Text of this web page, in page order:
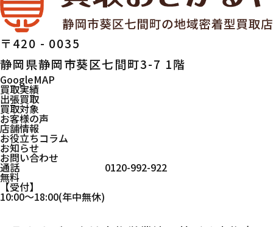
〒420 - 0035
静岡県静岡市葵区七間町3-7 1階
GoogleMAP
買取実績
出張買取
買取対象
お客様の声
店舗情報
お役立ちコラム
お知らせ
お問い合わせ
通話
無料
0120-992-922
受付
10:00～18:00(年中無休)